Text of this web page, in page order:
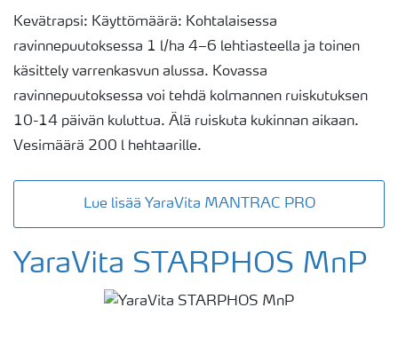
Kevätrapsi: Käyttömäärä: Kohtalaisessa
ravinnepuutoksessa 1 l/ha 4–6 lehtiasteella ja toinen
käsittely varrenkasvun alussa. Kovassa
ravinnepuutoksessa voi tehdä kolmannen ruiskutuksen
10-14 päivän kuluttua. Älä ruiskuta kukinnan aikaan.
Vesimäärä 200 l hehtaarille.
Lue lisää YaraVita MANTRAC PRO
YaraVita STARPHOS MnP